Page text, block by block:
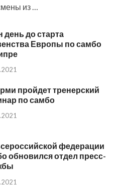
из …
день до старта
Европы по самбо
пройдет тренерский
по самбо
федерации
обновился отдел пресс-